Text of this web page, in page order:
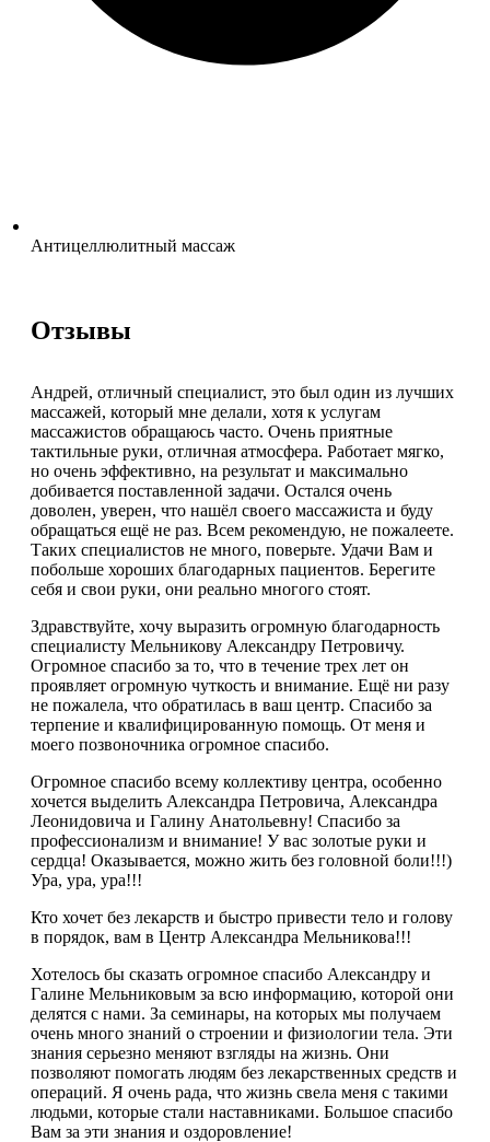
Антицеллюлитный массаж
Отзывы
Андрей, отличный специалист, это был один из лучших
массажей, который мне делали, хотя к услугам
массажистов обращаюсь часто. Очень приятные
тактильные руки, отличная атмосфера. Работает мягко,
но очень эффективно, на результат и максимально
добивается поставленной задачи. Остался очень
доволен, уверен, что нашёл своего массажиста и буду
обращаться ещё не раз. Всем рекомендую, не пожалеете.
Таких специалистов не много, поверьте. Удачи Вам и
побольше хороших благодарных пациентов. Берегите
себя и свои руки, они реально многого стоят.
Здравствуйте, хочу выразить огромную благодарность
специалисту Мельникову Александру Петровичу.
Огромное спасибо за то, что в течение трех лет он
проявляет огромную чуткость и внимание. Ещё ни разу
не пожалела, что обратилась в ваш центр. Спасибо за
терпение и квалифицированную помощь. От меня и
моего позвоночника огромное спасибо.
Огромное спасибо всему коллективу центра, особенно
хочется выделить Александра Петровича, Александра
Леонидовича и Галину Анатольевну! Спасибо за
профессионализм и внимание! У вас золотые руки и
сердца! Оказывается, можно жить без головной боли!!!)
Ура, ура, ура!!!
Кто хочет без лекарств и быстро привести тело и голову
в порядок, вам в Центр Александра Мельникова!!!
Хотелось бы сказать огромное спасибо Александру и
Галине Мельниковым за всю информацию, которой они
делятся с нами. За семинары, на которых мы получаем
очень много знаний о строении и физиологии тела. Эти
знания серьезно меняют взгляды на жизнь. Они
позволяют помогать людям без лекарственных средств и
операций. Я очень рада, что жизнь свела меня с такими
людьми, которые стали наставниками. Большое спасибо
Вам за эти знания и оздоровление!